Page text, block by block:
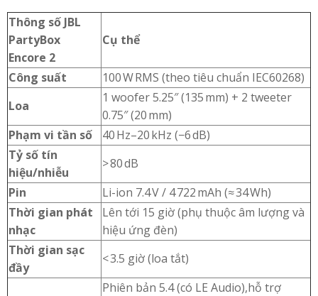
Thông số JBL
PartyBox
Encore 2
Cụ thể
Công suất
100 W RMS (theo tiêu chuẩn IEC60268)
Loa
1 woofer 5.25″ (135 mm) + 2 tweeter
0.75″ (20 mm)
Phạm vi tần số
40 Hz–20 kHz (−6 dB)
Tỷ số tín
hiệu/nhiễu
> 80 dB
Pin
Li-ion 7.4 V / 4 722 mAh (≈ 34 Wh)
Thời gian phát
nhạc
Lên tới 15 giờ (phụ thuộc âm lượng và
hiệu ứng đèn)
Thời gian sạc
đầy
< 3.5 giờ (loa tắt)
Phiên bản 5.4 (có LE Audio),hỗ trợ